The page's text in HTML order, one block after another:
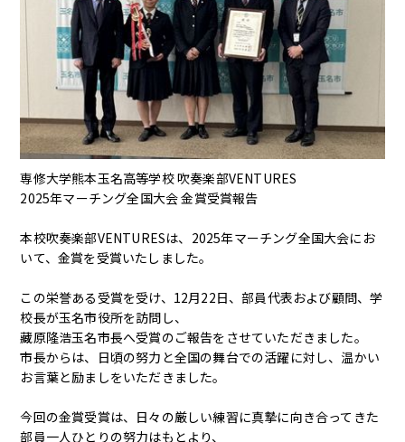
その他の情報
English
専修大学熊本玉名高等学校 吹奏楽部VENTURES
2025年マーチング全国大会 金賞受賞報告
本校吹奏楽部VENTURESは、2025年マーチング全国大会にお
いて、金賞を受賞いたしました。
この栄誉ある受賞を受け、12月22日、部員代表および顧問、学
校長が玉名市役所を訪問し、
藏原隆浩玉名市長へ受賞のご報告をさせていただきました。
市長からは、日頃の努力と全国の舞台での活躍に対し、温かい
お言葉と励ましをいただきました。
今回の金賞受賞は、日々の厳しい練習に真摯に向き合ってきた
部員一人ひとりの努力はもとより、